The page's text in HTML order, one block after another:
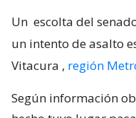
Un escolta del
un intento de asalto
Vitacura , región
Según información